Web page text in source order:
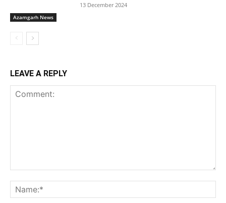
Azamgarh News
13 December 2024
LEAVE A REPLY